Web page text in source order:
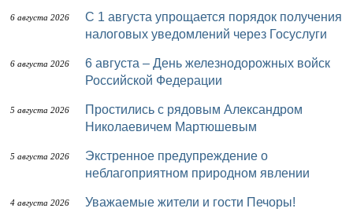
6 августа 2026
С 1 августа упрощается порядок получения
налоговых уведомлений через Госуслуги
6 августа 2026
6 августа – День железнодорожных войск
Российской Федерации
5 августа 2026
Простились с рядовым Александром
Николаевичем Мартюшевым
5 августа 2026
Экстренное предупреждение о
неблагоприятном природном явлении
4 августа 2026 Уважаемые жители и гости Печоры!